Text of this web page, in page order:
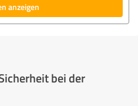
anzeigen
bei der